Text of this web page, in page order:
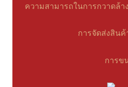
ความสามารถในการกวาดล้า
การจัดส่งสินค้
การข